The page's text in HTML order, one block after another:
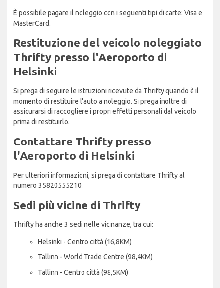
È possibile pagare il noleggio con i seguenti tipi di carte: Visa e
MasterCard.
Restituzione del veicolo noleggiato
Thrifty presso l'Aeroporto di
Helsinki
Si prega di seguire le istruzioni ricevute da Thrifty quando è il
momento di restituire l'auto a noleggio. Si prega inoltre di
assicurarsi di raccogliere i propri effetti personali dal veicolo
prima di restituirlo.
Contattare Thrifty presso
l'Aeroporto di Helsinki
Per ulteriori informazioni, si prega di contattare Thrifty al
numero 35820555210.
Sedi più vicine di Thrifty
Thrifty ha anche 3 sedi nelle vicinanze, tra cui:
Helsinki - Centro città (16,8KM)
Tallinn - World Trade Centre (98,4KM)
Tallinn - Centro città (98,5KM)